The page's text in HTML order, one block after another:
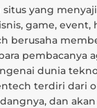
situs yang
game, event,
berusaha
pembacanya
dunia
terdiri dari
dan